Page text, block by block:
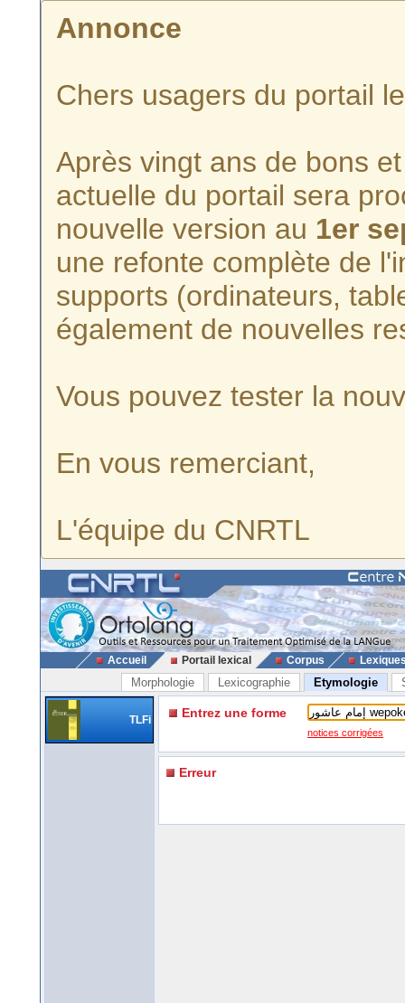
Annonce
Chers usagers du portail
Après vingt ans de bons
actuelle du portail sera
nouvelle version au 1er
une refonte complète de
supports (ordinateurs,
également de nouvelles
Vous pouvez tester la
En vous remerciant,
L'équipe du CNRTL
Accueil Portail lexical Corpus
Morphologie Lexicographie Etymologie
TLFi Entrez une forme
notices corrigées
Erreur